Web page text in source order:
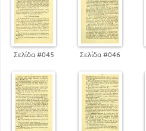
Σελίδα #045 Σελίδα #046